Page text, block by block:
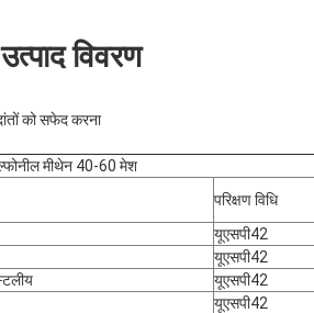
उत्पाद विवरण
को सफेद करना
मीथेन 40-60 मेश
परिक्षण विधि
यूएसपी42
यूएसपी42
यूएसपी42
यूएसपी42